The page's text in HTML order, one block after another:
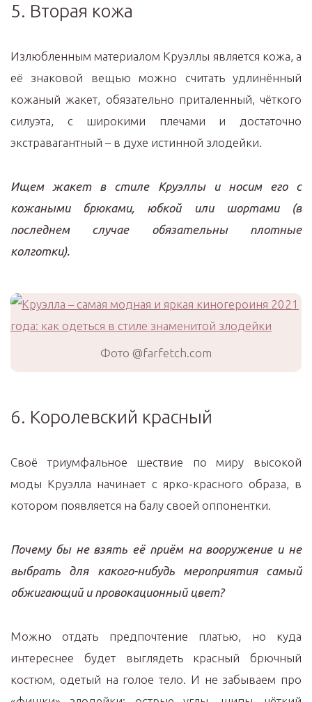
5. Вторая кожа
Излюбленным материалом Круэллы является кожа, а
её знаковой вещью можно считать удлинённый
кожаный жакет, обязательно приталенный, чёткого
силуэта, с широкими плечами и достаточно
экстравагантный – в духе истинной злодейки.
Ищем жакет в стиле Круэллы и носим его с
кожаными брюками, юбкой или шортами (в
последнем случае обязательны плотные
колготки).
Фото @farfetch.com
6. Королевский красный
Своё триумфальное шествие по миру высокой
моды Круэлла начинает с ярко-красного образа, в
котором появляется на балу своей оппонентки.
Почему бы не взять её приём на вооружение и не
выбрать для какого-нибудь мероприятия самый
обжигающий и провокационный цвет?
Можно отдать предпочтение платью, но куда
интереснее будет выглядеть красный брючный
костюм, одетый на голое тело. И не забываем про